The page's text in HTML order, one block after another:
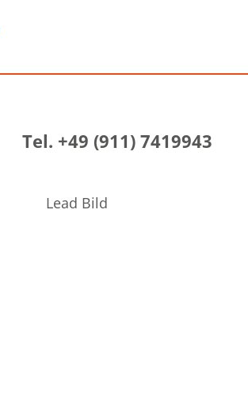
Tel. +49 (911) 7419943